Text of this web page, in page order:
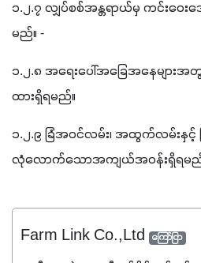
၁.၂.၇ လျှပ်စစ်အန္တရာယ်မှ ကင်းဝေး
မည်။ -
၁.၂.၈ အရေးပေါ်အခြေအနေမျာ
ထားရှိရမည်။
၁.၂.၉ ခြံအဝင်လမ်း၊ အထွက်လမ်းနှင့်
လုံလောက်သောအကျယ်အဝန်းရှိရမ
Farm Link Co.,Ltd ကြော်ငြာ